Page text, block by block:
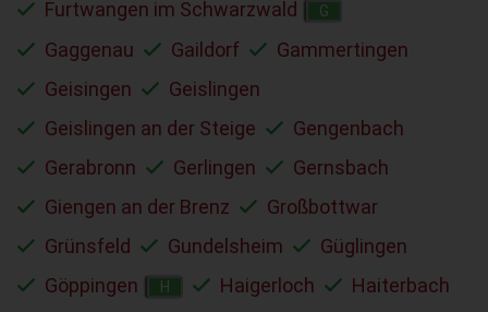
Furtwangen im Schwarzwald G
Gaggenau Gaildorf
Gammertingen
Geisingen
Geislingen
Geislingen an der Steige
Gengenbach
Gerabronn
Gerlingen
Gernsbach
Giengen an der Brenz
Großbottwar
Grünsfeld
Gundelsheim
Güglingen
Göppingen
H Haigerloch
Haiterbach